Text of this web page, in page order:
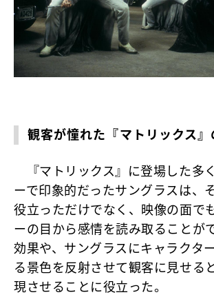
観客が憧れた『マトリックス
『マトリックス』に登場した多
ーで印象的だったサングラスは、
役立っただけでなく、映像の面で
ーの目から感情を読み取ることが
効果や、サングラスにキャラクタ
る景色を反射させて観客に見せる
現させることに役立った。